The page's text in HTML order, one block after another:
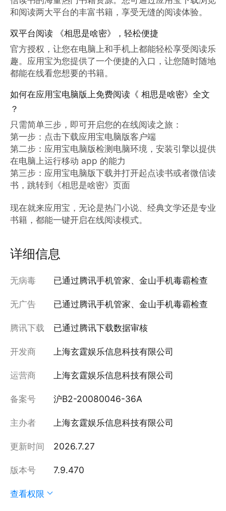
和阅读两大平台的丰富书籍，享受无缝的阅读体验。
双平台阅读 《相思是啥密》，轻松便捷
官方授权，让您在电脑上和手机上都能轻松享受阅读乐
趣。应用宝为您提供了一个便捷的入口，让您随时随地
都能在线看您想要的书籍。
如何在应用宝电脑版上免费阅读《 相思是啥密》全文
？
只需简单三步，即可开启您的在线阅读之旅：
第一步：点击下载应用宝电脑版客户端
第二步：应用宝电脑版检测电脑环境，安装引擎以提供
在电脑上运行移动 app 的能力
第三步：应用宝电脑版下载并打开起点读书或者微信读
书，跳转到《相思是啥密》页面
现在就来应用宝，无论是热门小说、经典文学还是专业
书籍，都能一键开启在线阅读模式。
详细信息
无病毒 已通过腾讯手机管家、金山手机毒霸检查
无广告 已通过腾讯手机管家、金山手机毒霸检查
腾讯下载 已通过腾讯下载数据审核
开发商 上海玄霆娱乐信息科技有限公司
运营商 上海玄霆娱乐信息科技有限公司
备案号 沪B2-20080046-36A
主办者 上海玄霆娱乐信息科技有限公司
更新时间 2026.7.27
版本号 7.9.470
查看权限